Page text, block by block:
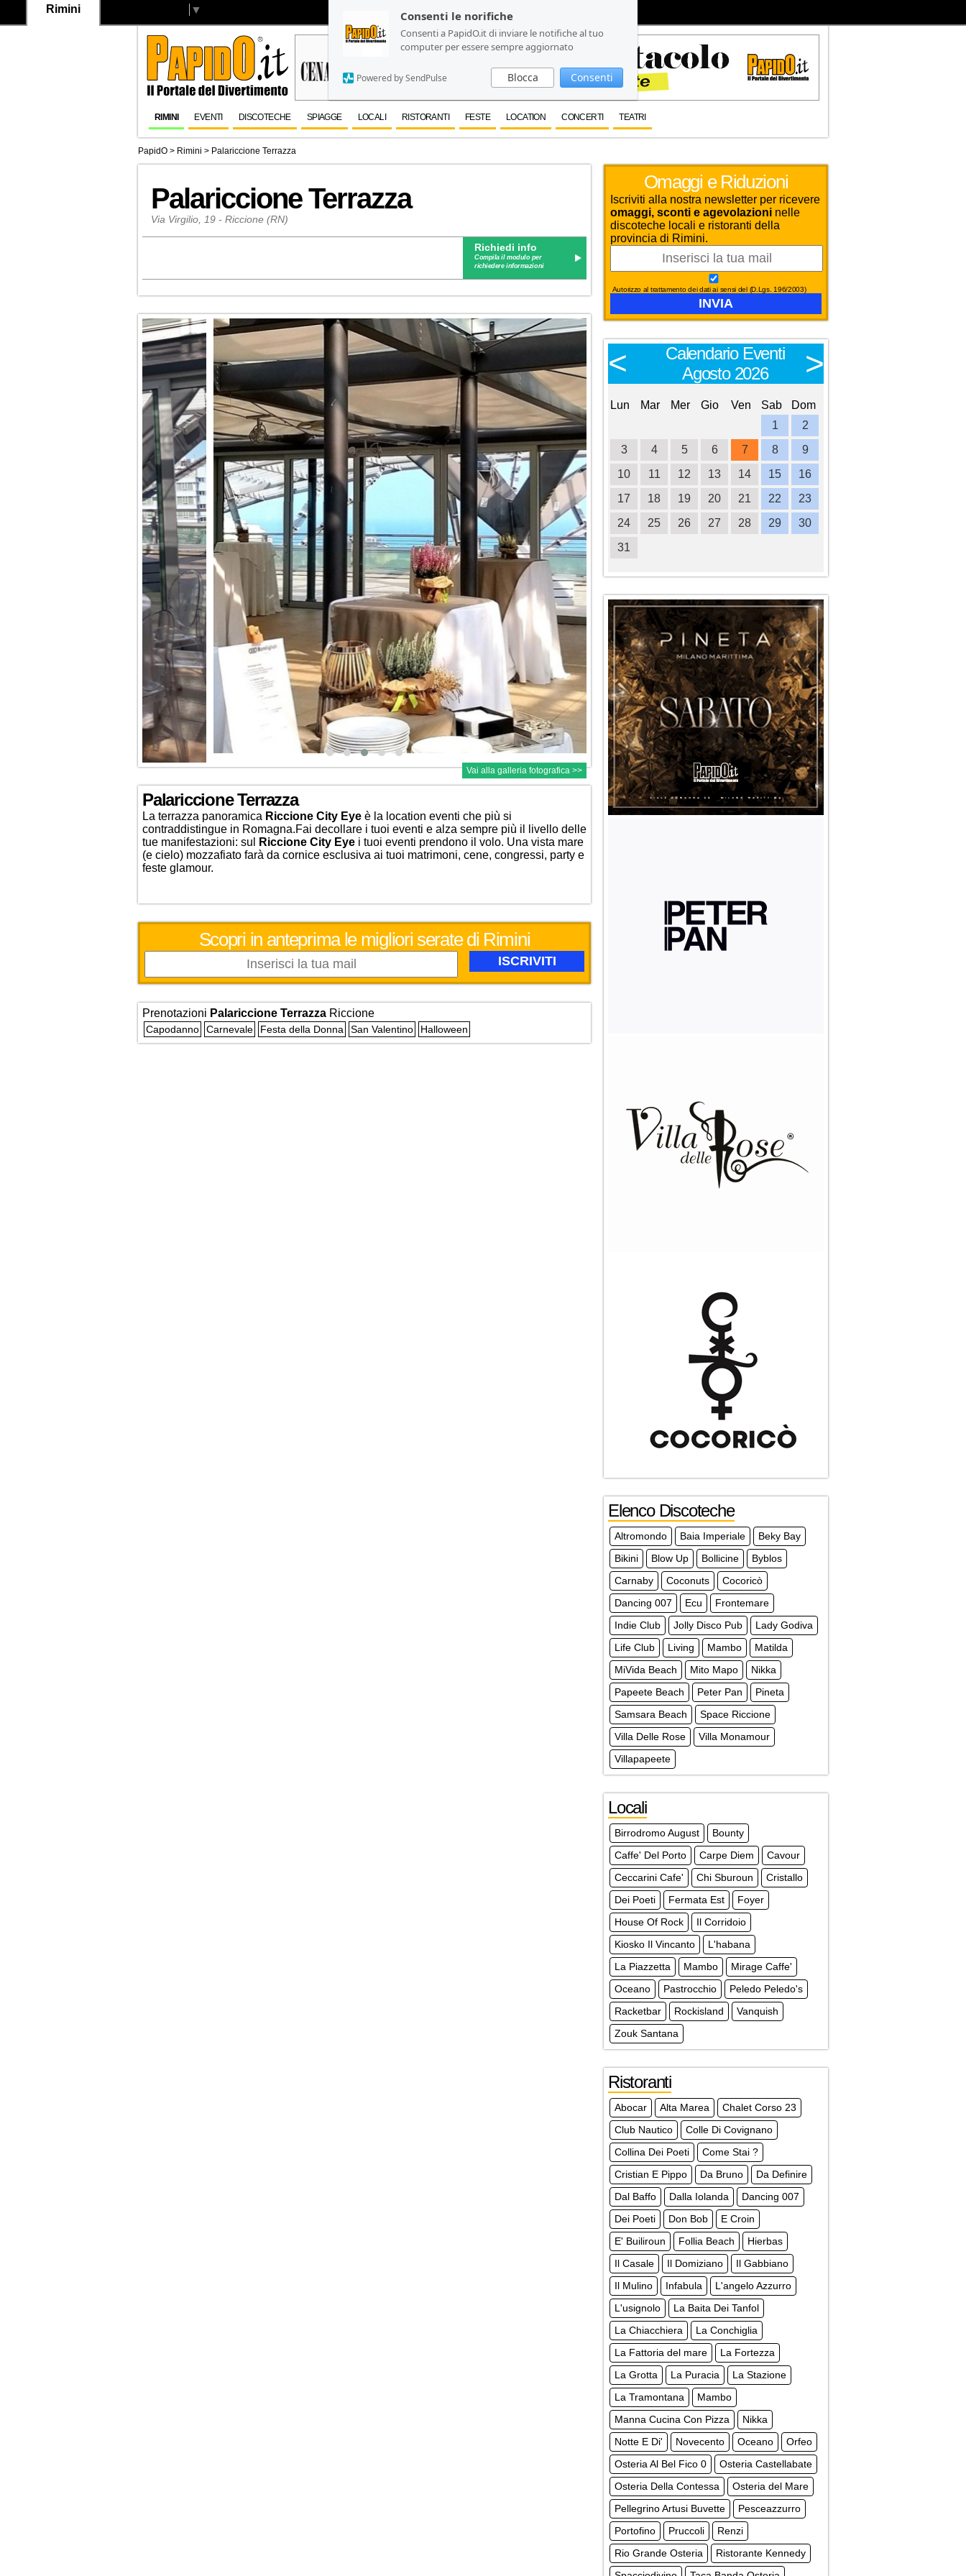
Consenti le norifiche
Consenti a PapidO.it di inviare le notifiche al tuo
computer per essere sempre aggiornato
Blocca Consenti
Powered by SendPulse
Consenti le norifiche
Consenti a PapidO.it di inviare le notifiche al tuo
computer per essere sempre aggiornato
Blocca Consenti
Powered by SendPulse
Rimini ▼
RIMINI EVENTI DISCOTECHE SPIAGGE LOCALI RISTORANTI FESTE LOCATION CONCERTI TEATRI
PapidO > Rimini > Palariccione Terrazza
Palariccione Terrazza
Via Virgilio, 19 - Riccione (RN)
Richiedi info
Compila il modulo per
richiedere informazioni
Vai alla galleria fotografica >>
Palariccione Terrazza
La terrazza panoramica Riccione City Eye è la location eventi che più si
contraddistingue in Romagna.Fai decollare i tuoi eventi e a lza sempre più il livello delle
tue manifestazioni: sul
Riccione City Eye i tuoi eventi prendono il volo. Una vista mare
(e cielo) mozzafiato farà da cornice esclusiva ai tuoi matrimoni, cene, congressi, party e
feste glamour.
Scopri in anteprima le migliori serate di Rimini
Prenotazioni Palariccione Terrazza Riccione
Capodanno Carnevale Festa della Donna San Valentino Halloween
Omaggi e Riduzioni
Iscriviti alla nostra newsletter per ricevere
omaggi, sconti e agevolazioni nelle
discoteche locali e ristoranti della
provincia di Rimini.
Autorizzo al trattamento dei dati ai sensi del (D.Lgs. 196/2003)
<
Calendario Eventi
Ottobre 2026
Lun Mar Mer Gio Ven Sab
Dom
1
2 3
4
5
6 8 9 10
11
12
13 15 16 17
18
22 24
25
26
27 28 31
<
Calendario Eventi
Agosto 2026
>
Lun Mar Mer Gio Ven Sab
Dom
1
2
3
4 5 6 7 8
9
10
11 12 13 14 15
16
17
18 19 20 21 22
23
24
25 26 27 28 29
30
31
Elenco Discoteche
Altromondo Baia Imperiale
Beky Bay
Bikini
Blow Up Bollicine
Byblos
Carnaby
Coconuts
Cocoricò
Dancing 007
Ecu
Frontemare
Indie Club
Jolly Disco Pub
Lady Godiva
Life Club
Living Mambo
Matilda
MiVida Beach
Mito Mapo
Nikka
Papeete Beach
Peter Pan
Pineta
Samsara Beach
Space Riccione
Villa Delle Rose
Villa Monamour
Villapapeete
Locali
Birrodromo August
Bounty
Caffe' Del Porto
Carpe Diem
Cavour
Ceccarini Cafe'
Chi Sburoun
Cristallo
Dei Poeti
Fermata Est
Foyer
House Of Rock
Il Corridoio
Kiosko Il Vincanto
L'habana
La Piazzetta
Mambo
Mirage Caffe'
Oceano
Pastrocchio
Peledo Peledo's
Racketbar
Rockisland
Vanquish
Zouk Santana
Ristoranti
Abocar Alta Marea
Chalet Corso 23
Club Nautico
Colle Di Covignano
Collina Dei Poeti
Come Stai ?
Cristian E Pippo
Da Bruno
Da Definire
Dal Baffo
Dalla Iolanda
Dancing 007
Dei Poeti
Don Bob
E Croin
E' Builiroun
Follia Beach
Hierbas
Il Casale
Il Domiziano
Il Gabbiano
Il Mulino
Infabula
L'angelo Azzurro
L'usignolo
La Baita Dei Tanfol
La Chiacchiera
La Conchiglia
La Fattoria del mare
La Fortezza
La Grotta
La Puracia
La Stazione
La Tramontana
Mambo
Manna Cucina Con Pizza
Nikka
Notte E Di'
Novecento Oceano
Orfeo
Osteria Al Bel Fico 0
Osteria Castellabate
Osteria Della Contessa
Osteria del Mare
Pellegrino Artusi Buvette
Pesceazzurro
Portofino
Pruccoli
Renzi
Rio Grande Osteria
Ristorante Kennedy